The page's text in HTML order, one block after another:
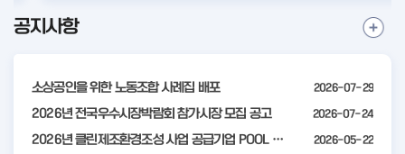
I공지사항
소상공인을 위한 노동조합 사례집 배포 2026-07-29
2026년 전국우수시장박람회 참가시장 모집 공고 2026-07-24
2026년 클린제조환경조성 사업 공급기업 POOL 안내 2026-05-22
공
항
보
기